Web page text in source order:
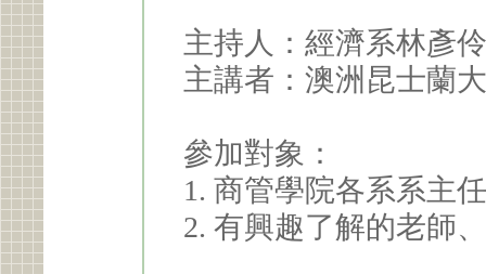
主持人：經濟系林彥
主講者：澳洲昆士蘭
參加對象：
1. 商管學院各系系主
2. 有興趣了解的老師